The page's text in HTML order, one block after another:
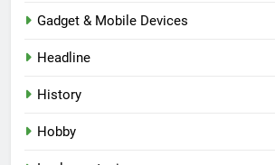
Gadget & Mobile Devices
Headline
History
Hobby